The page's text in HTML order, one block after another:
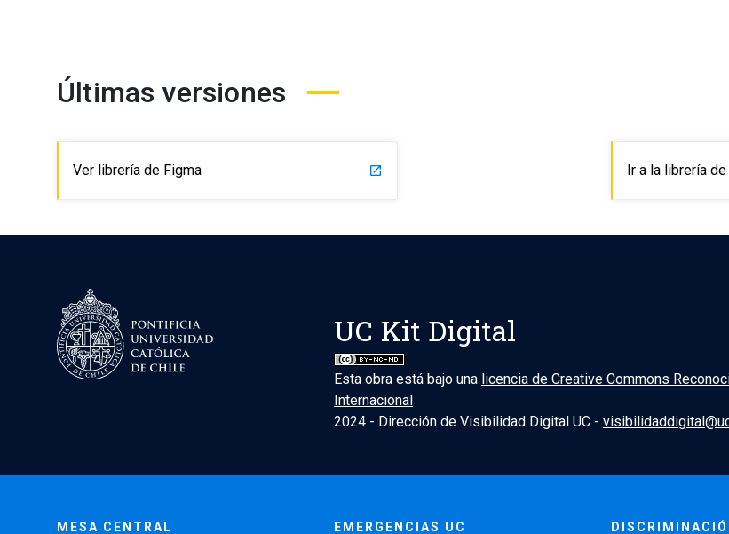
Últimas versiones
Ver librería de Figma launch Ir a la librería
UC Kit Digital
Esta obra está bajo una licencia de Creative Commons
Internacional
2024 - Dirección de Visibilidad Digital UC -
MESA CENTRAL EMERGENCIAS UC